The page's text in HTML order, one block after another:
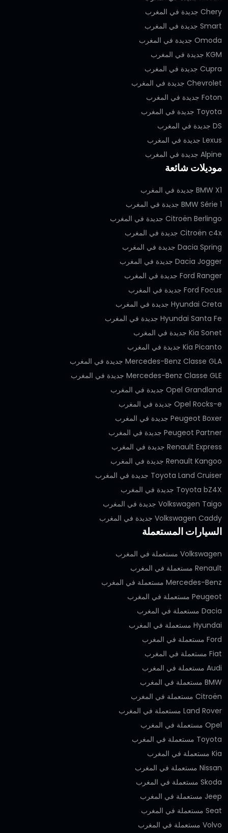
Chery جديدة في المغرب
Smart جديدة في المغرب
Omoda جديدة في المغرب
KGM جديدة في المغرب
Cupra جديدة في المغرب
Chevrolet جديدة في المغرب
Foton جديدة في المغرب
Toyota جديدة في المغرب
DS جديدة في المغرب
Lexus جديدة في المغرب
Alpine جديدة في المغرب
موديلات شائعة
BMW X1 جديدة في المغرب
BMW Série 1 جديدة في المغرب
Citroën Berlingo جديدة في المغرب
Citroën c4x جديدة في المغرب
Dacia Spring جديدة في المغرب
Dacia Jogger جديدة في المغرب
Ford Ranger جديدة في المغرب
Ford Focus جديدة في المغرب
Hyundai Creta جديدة في المغرب
Hyundai Santa Fe جديدة في المغرب
Kia Sonet جديدة في المغرب
Kia Picanto جديدة في المغرب
Mercedes-Benz Classe GLA جديدة في المغرب
Mercedes-Benz Classe GLE جديدة في المغرب
Opel Grandland جديدة في المغرب
Opel Rocks-e جديدة في المغرب
Peugeot Boxer جديدة في المغرب
Peugeot Partner جديدة في المغرب
Renault Express جديدة في المغرب
Renault Kangoo جديدة في المغرب
Toyota Land Cruiser جديدة في المغرب
Toyota bZ4X جديدة في المغرب
Volkswagen Taigo جديدة في المغرب
Volkswagen Caddy جديدة في المغرب
السيارات المستعملة
Volkswagen مستعملة في المغرب
Renault مستعملة في المغرب
Mercedes-Benz مستعملة في المغرب
Peugeot مستعملة في المغرب
Dacia مستعملة في المغرب
Hyundai مستعملة في المغرب
Ford مستعملة في المغرب
Fiat مستعملة في المغرب
Audi مستعملة في المغرب
BMW مستعملة في المغرب
Citroën مستعملة في المغرب
Land Rover مستعملة في المغرب
Opel مستعملة في المغرب
Toyota مستعملة في المغرب
Kia مستعملة في المغرب
Nissan مستعملة في المغرب
Skoda مستعملة في المغرب
Jeep مستعملة في المغرب
Seat مستعملة في المغرب
Volvo مستعملة في المغرب